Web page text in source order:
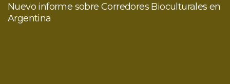
Nuevo informe sobre Corredores Bioculturales en
Argentina